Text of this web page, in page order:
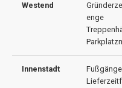
Westend
enge
Innenstadt